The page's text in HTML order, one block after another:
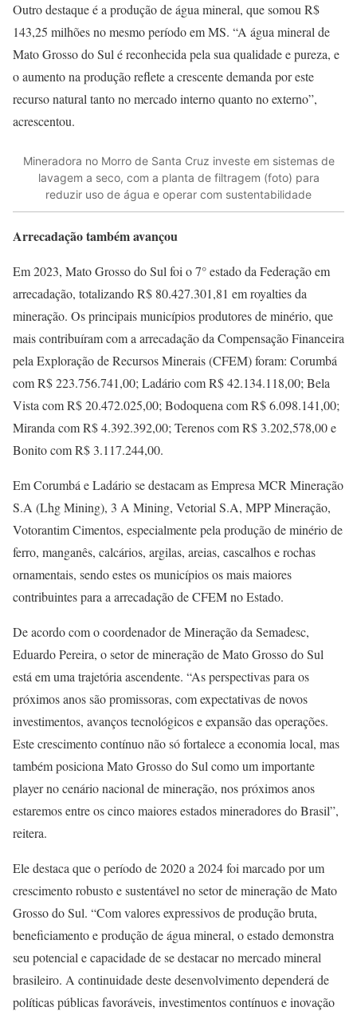
Outro destaque é a produção de água mineral, que somou R$
143,25 milhões no mesmo período em MS. “A água mineral de
Mato Grosso do Sul é reconhecida pela sua qualidade e pureza, e
o aumento na produção reflete a crescente demanda por este
recurso natural tanto no mercado interno quanto no externo”,
acrescentou.
Mineradora no Morro de Santa Cruz investe em sistemas de
lavagem a seco, com a planta de filtragem (foto) para
reduzir uso de água e operar com sustentabilidade
Arrecadação também avançou
Em 2023, Mato Grosso do Sul foi o 7° estado da Federação em
arrecadação, totalizando R$ 80.427.301,81 em royalties da
mineração. Os principais municípios produtores de minério, que
mais contribuíram com a arrecadação da Compensação Financeira
pela Exploração de Recursos Minerais (CFEM) foram: Corumbá
com R$ 223.756.741,00; Ladário com R$ 42.134.118,00; Bela
Vista com R$ 20.472.025,00; Bodoquena com R$ 6.098.141,00;
Miranda com R$ 4.392.392,00; Terenos com R$ 3.202,578,00 e
Bonito com R$ 3.117.244,00.
Em Corumbá e Ladário se destacam as Empresa MCR Mineração
S.A (Lhg Mining), 3 A Mining, Vetorial S.A, MPP Mineração,
Votorantim Cimentos, especialmente pela produção de minério de
ferro, manganês, calcários, argilas, areias, cascalhos e rochas
ornamentais, sendo estes os municípios os mais maiores
contribuintes para a arrecadação de CFEM no Estado.
De acordo com o coordenador de Mineração da Semadesc,
Eduardo Pereira, o setor de mineração de Mato Grosso do Sul
está em uma trajetória ascendente. “As perspectivas para os
próximos anos são promissoras, com expectativas de novos
investimentos, avanços tecnológicos e expansão das operações.
Este crescimento contínuo não só fortalece a economia local, mas
também posiciona Mato Grosso do Sul como um importante
player no cenário nacional de mineração, nos próximos anos
estaremos entre os cinco maiores estados mineradores do Brasil”,
reitera.
Ele destaca que o período de 2020 a 2024 foi marcado por um
crescimento robusto e sustentável no setor de mineração de Mato
Grosso do Sul. “Com valores expressivos de produção bruta,
beneficiamento e produção de água mineral, o estado demonstra
seu potencial e capacidade de se destacar no mercado mineral
brasileiro. A continuidade deste desenvolvimento dependerá de
políticas públicas favoráveis, investimentos contínuos e inovação